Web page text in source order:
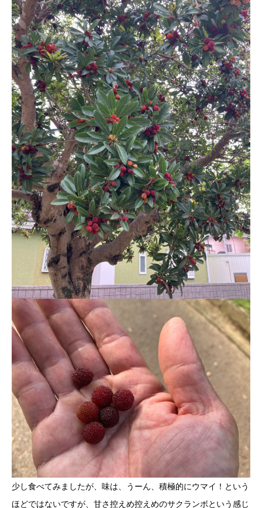
少し食べてみましたが、味は、うーん、積極的にウマイ！という
ほどではないですが、甘さ控えめ控えめのサクランボという感じ